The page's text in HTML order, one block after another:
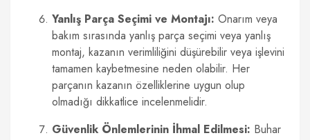
Yanlış Parça Seçimi ve Montajı: Onarım veya
bakım sırasında yanlış parça seçimi veya yanlış
montaj, kazanın verimliliğini düşürebilir veya işlevini
tamamen kaybetmesine neden olabilir. Her
parçanın kazanın özelliklerine uygun olup
olmadığı dikkatlice incelenmelidir.
Güvenlik Önlemlerinin İhmal Edilmesi: Buhar